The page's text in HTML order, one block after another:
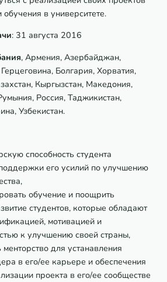
обучения в университете.
: 31 августа 2016
, Армения, Азербайджан,
Болгария, Хорватия,
Кыргызстан, Македония,
Россия, Таджикистан,
Узбекистан.
способность студента
его усилий по улучшению
обучение и поощрить
студентов, которые обладают
мотивацией и
к улучшению своей страны,
для устанавления
в его/ее карьере и обеспечения
проекта в его/ее сообществе